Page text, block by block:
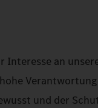
an
und der